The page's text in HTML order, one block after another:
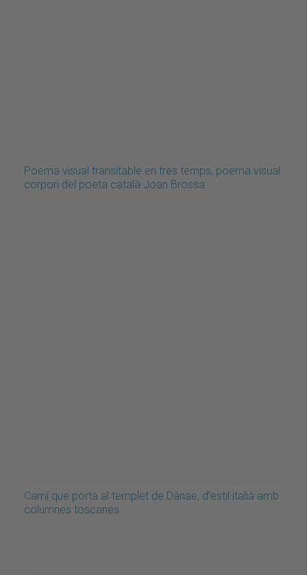
Poema visual transitable en tres temps, poema visual
corpori del poeta català Joan Brossa
Camí que porta al templet de Dànae, d’estil italià amb
columnes toscanes